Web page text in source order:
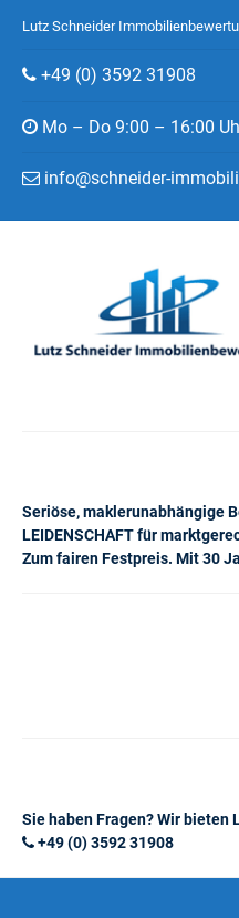
Lutz Schneider
+49 (0) 3592 31908
Mo – Do 9:00 – 16:00
info@schneider-
Seriöse, maklerunabhängige
LEIDENSCHAFT für
Zum fairen Festpreis. Mit 30
Sie haben Fragen? Wir bieten
+49 (0) 3592 31908